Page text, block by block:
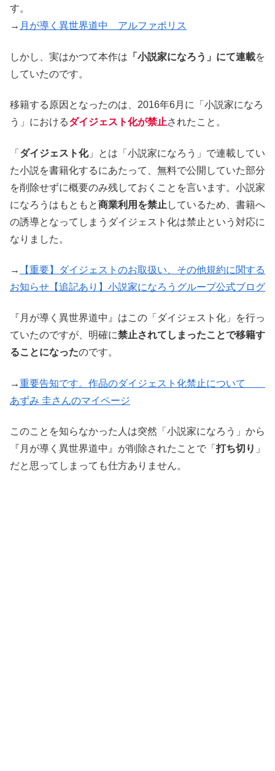
す。
→ 月が導く異世界道中 アルファポリス
しかし、実はかつて本作は 「小説家になろう」にて連載を
していたのです。
移籍する原因となったのは、2016年6月に「小説家になろ
う」におけるダイジェスト化が禁止されたこと。
「 ダイジェスト化」とは「小説家になろう」で連載してい
た小説を書籍化するにあたって、無料で公開していた部分
を削除せずに概要のみ残しておくことを言います。小説家
になろうはもともと商業利用を禁止 しているため、書籍へ
の誘導となってしまうダイジェスト化は禁止という対応に
なりました。
→
【重要】ダイジェストのお取扱い、その他規約に関する
お知らせ【追記あり】小説家になろうグループ公式ブログ
『月が導く異世界道中』はこの「ダイジェスト化」を行っ
ていたのですが、明確に禁止されてしまったことで移籍す
ることになったのです。
→重要告知です。作品のダイジェスト化禁止について
あずみ 圭さんのマイページ
このことを知らなかった人は突然「小説家になろう」から
『月が導く異世界道中』が削除されたことで「 打ち切り 」
だと思ってしまっても仕方ありません。